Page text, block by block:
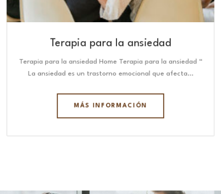
Terapia para la ansiedad
Terapia para la ansiedad Home Terapia para la ansiedad “
La ansiedad es un trastorno emocional que afecta…
MÁS INFORMACIÓN